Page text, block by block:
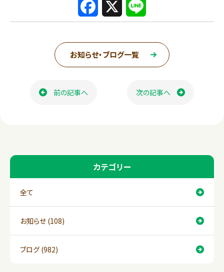
F
c
e
b
L
n
e
お知らせ・ブログ一覧
前の記事へ 次の記事へ
カテゴリー
全て
お知らせ (108)
ブログ (982)